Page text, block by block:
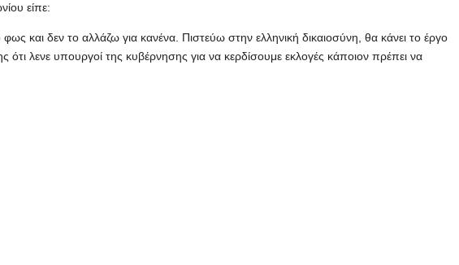
είπε:
φως και δεν το αλλάζω για κανένα. Πιστεύω στην ελληνική δικαιοσύνη, θα κάνει το έργο
ότι λενε υπουργοί της κυβέρνησης για να κερδίσουμε εκλογές κάποιον πρέπει να